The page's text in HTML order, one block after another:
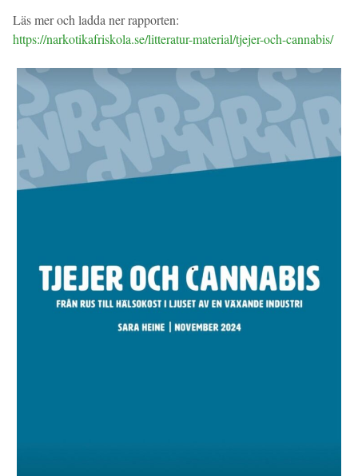
Läs mer och ladda ner rapporten:
https://narkotikafriskola.se/litteratur-material/tjejer-och-cannabis/